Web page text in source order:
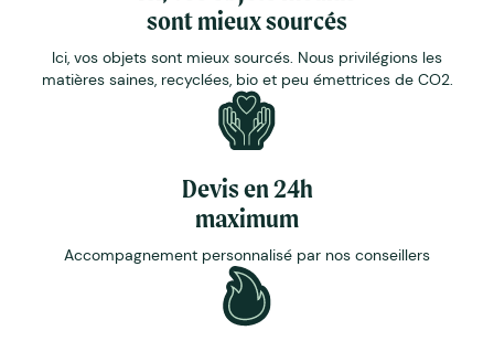
sont mieux sourcés
Ici, vos objets sont mieux sourcés. Nous privilégions les
matières saines, recyclées, bio et peu émettrices de CO2.
Devis en 24h
maximum
Accompagnement personnalisé par nos conseillers